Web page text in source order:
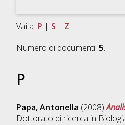
Vai a: P | S | Z
Numero di documenti: 5.
P
Papa, Antonella (2008)
Dottorato di ricerca in